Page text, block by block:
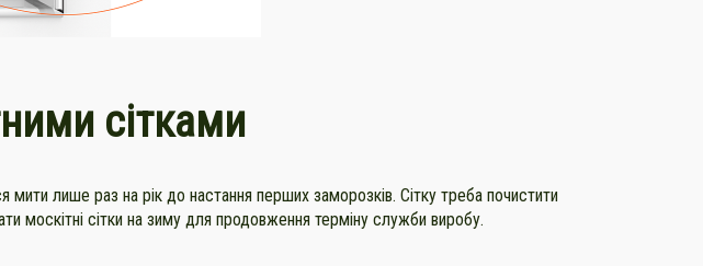
сітками
лише раз на рік до настання перших заморозків. Сітку треба почистити
сітки на зиму для продовження терміну служби виробу.